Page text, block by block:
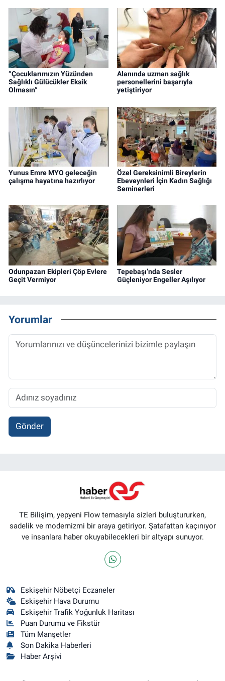
“Çocuklarımızın Yüzünden
Sağlıklı Gülücükler Eksik
Olmasın”
Alanında uzman sağlık
personellerini başarıyla
yetiştiriyor
Yunus Emre MYO geleceğin
çalışma hayatına hazırlıyor
Özel Gereksinimli Bireylerin
Ebeveynleri İçin Kadın Sağlığı
Seminerleri
Odunpazarı Ekipleri Çöp Evlere
Geçit Vermiyor
Tepebaşı’nda Sesler
Güçleniyor Engeller Aşılıyor
Yorumlar
Gönder
TE Bilişim, yepyeni Flow temasıyla sizleri buluştururken,
sadelik ve modernizmi bir araya getiriyor. Şatafattan kaçınıyor
ve insanlara haber okuyabilecekleri bir altyapı sunuyor.
Eskişehir Nöbetçi Eczaneler
Eskişehir Hava Durumu
Eskişehir Trafik Yoğunluk Haritası
Puan Durumu ve Fikstür
Tüm Manşetler
Son Dakika Haberleri
Haber Arşivi